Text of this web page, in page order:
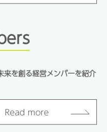
来を創る経営メンバーを紹介